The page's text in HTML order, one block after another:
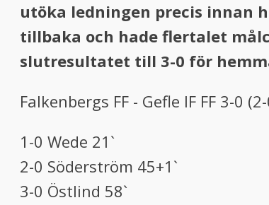
utöka ledningen precis innan
tillbaka och hade flertalet
slutresultatet till 3-0 för
Falkenbergs FF - Gefle IF FF 3-0
1-0 Wede 21`
2-0 Söderström 45+1`
3-0 Östlind 58`